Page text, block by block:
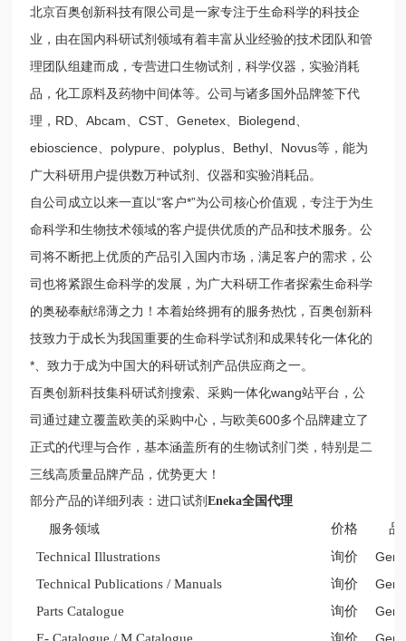
北京百奥创新科技有限公司是一家专注于生命科学的科技企
业，由在国内科研试剂领域有着丰富从业经验的技术团队和管
理团队组建而成，专营进口生物试剂，科学仪器，实验消耗
品，化工原料及药物中间体等。公司与诸多国外品牌签下代
理，RD、Abcam、CST、Genetex、Biolegend、
ebioscience、polypure、polyplus、Bethyl、Novus等，能为
广大科研用户提供数万种试剂、仪器和实验消耗品。
自公司成立以来一直以“客户*”为公司核心价值观，专注于为生
命科学和生物技术领域的客户提供优质的产品和技术服务。公
司将不断把上优质的产品引入国内市场，满足客户的需求，公
司也将紧跟生命科学的发展，为广大科研工作者探索生命科学
的奥秘奉献绵薄之力！本着始终拥有的服务热忱，百奥创新科
技致力于成长为我国重要的生命科学试剂和成果转化一体化的
*、致力于成为中国大的科研试剂产品供应商之一。
百奥创新科技集科研试剂搜索、采购一体化wang站平台，公
司通过建立覆盖欧美的采购中心，与欧美600多个品牌建立了
正式的代理与合作，基本涵盖所有的生物试剂门类，特别是二
三线高质量品牌产品，优势更大！
部分产品的详细列表：进口试剂Eneka全国代理
服务领域 价格
品
Technical Illustrations
询价
Technical Publications / Manuals
询价
Parts Catalogue
询价